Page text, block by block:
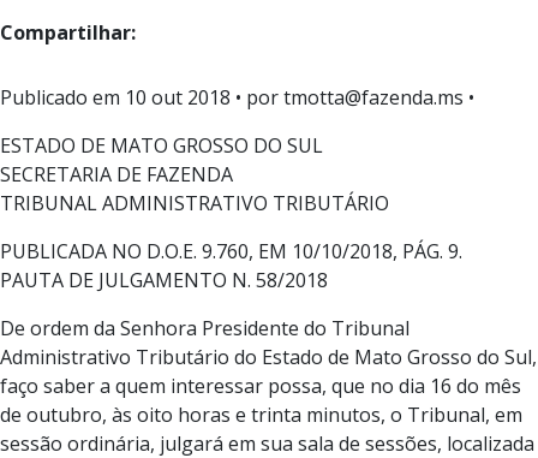
Compartilhar:
Publicado em 10 out 2018 • por tmotta@fazenda.ms •
ESTADO DE MATO GROSSO DO SUL
SECRETARIA DE FAZENDA
TRIBUNAL ADMINISTRATIVO TRIBUTÁRIO
PUBLICADA NO D.O.E. 9.760, EM 10/10/2018, PÁG. 9.
PAUTA DE JULGAMENTO N. 58/2018
De ordem da Senhora Presidente do Tribunal
Administrativo Tributário do Estado de Mato Grosso do Sul,
faço saber a quem interessar possa, que no dia 16 do mês
de outubro, às oito horas e trinta minutos, o Tribunal, em
sessão ordinária, julgará em sua sala de sessões, localizada